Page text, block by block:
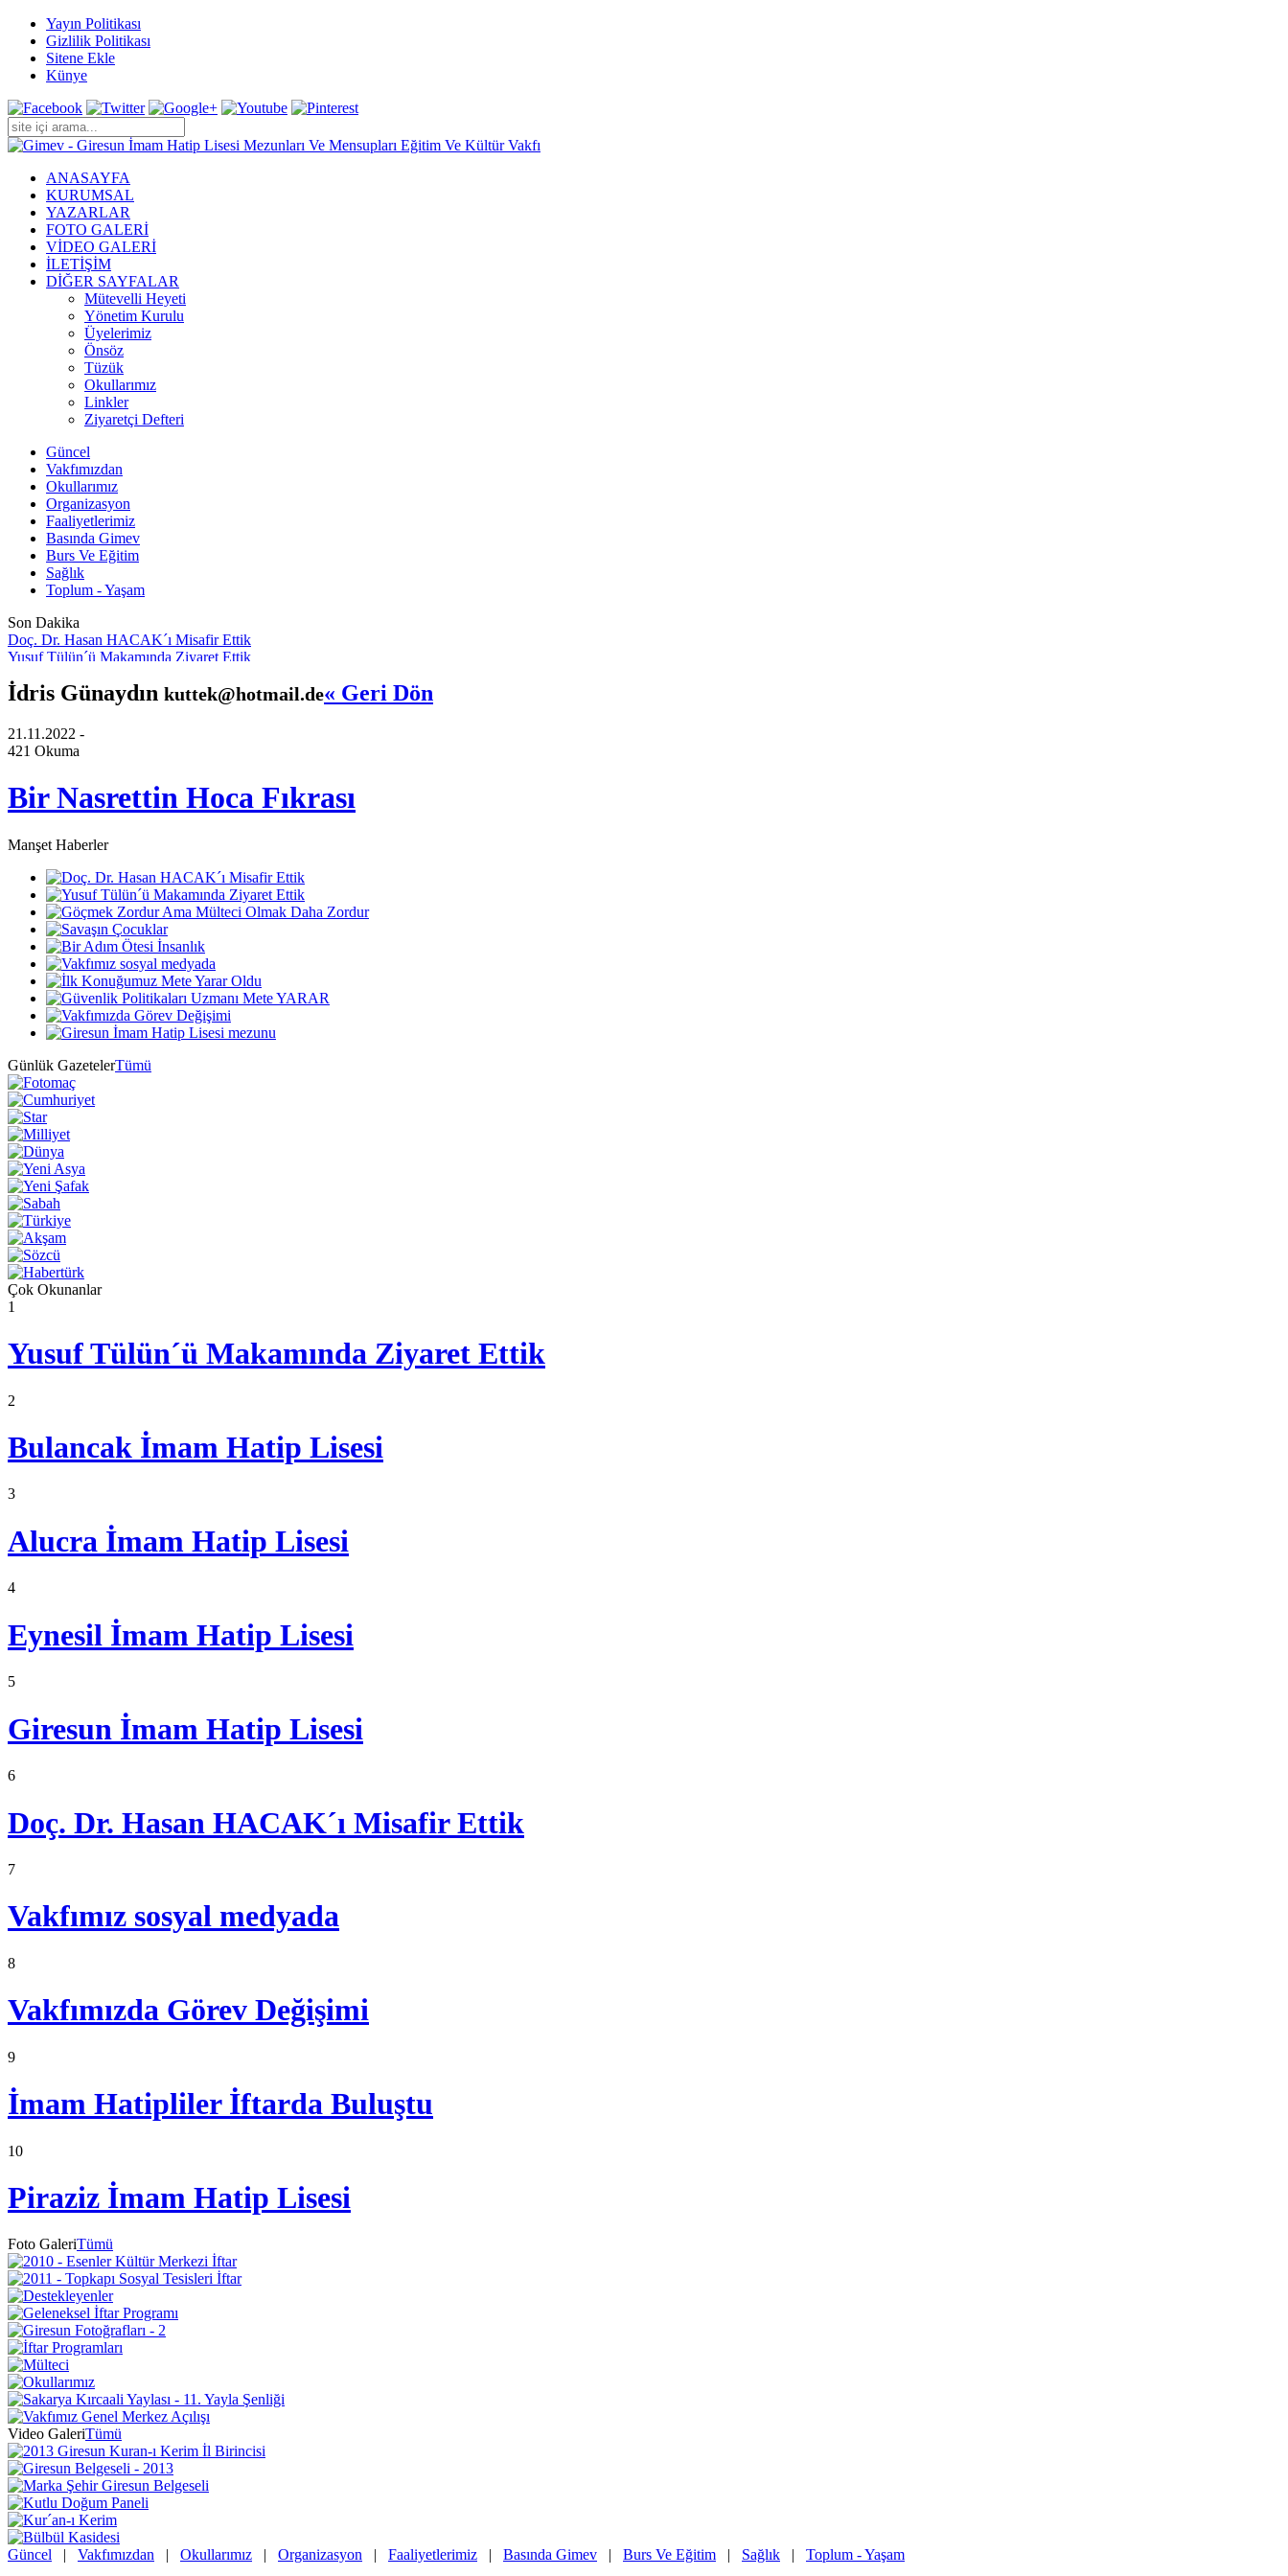
Yayın Politikası
Gizlilik Politikası
Sitene Ekle
Künye
ANASAYFA
KURUMSAL
YAZARLAR
FOTO GALERİ
VİDEO GALERİ
İLETİŞİM
DİĞER SAYFALAR
Mütevelli Heyeti
Yönetim Kurulu
Üyelerimiz
Önsöz
Tüzük
Okullarımız
Linkler
Ziyaretçi Defteri
Güncel
Vakfımızdan
Okullarımız
Organizasyon
Faaliyetlerimiz
Basında Gimev
Burs Ve Eğitim
Sağlık
Toplum - Yaşam
Son Dakika
Doç. Dr. Hasan HACAK´ı Misafir Ettik
Yusuf Tülün´ü Makamında Ziyaret Ettik
Savaşın Çocuklar
Bir Adım Ötesi İnsanlık
Vakfımız sosyal medyada
İlk Konuğumuz Mete Yarar Oldu
Güvenlik Politikaları Uzmanı Mete YARAR
Giresun İmam Hatip Lisesi mezunu
İdris Günaydın kuttek@hotmail.de« Geri Dön
21.11.2022 -
421 Okuma
Bir Nasrettin Hoca Fıkrası
Manşet Haberler
Günlük GazetelerTümü
Çok Okunanlar
1
Yusuf Tülün´ü Makamında Ziyaret Ettik
2
Bulancak İmam Hatip Lisesi
3
Alucra İmam Hatip Lisesi
4
Eynesil İmam Hatip Lisesi
5
Giresun İmam Hatip Lisesi
6
Doç. Dr. Hasan HACAK´ı Misafir Ettik
7
Vakfımız sosyal medyada
8
Vakfımızda Görev Değişimi
9
İmam Hatipliler İftarda Buluştu
10
Piraziz İmam Hatip Lisesi
Foto GaleriTümü
Video GaleriTümü
Güncel | Vakfımızdan | Okullarımız | Organizasyon | Faaliyetlerimiz | Basında Gimev | Burs Ve Eğitim | Sağlık | Toplum - Yaşam